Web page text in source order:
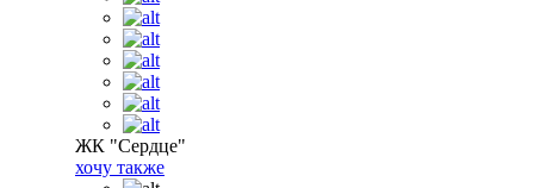
ЖК "Сердце"
хочу также